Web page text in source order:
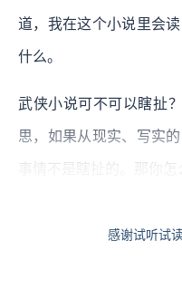
道，我在这个小说里会
什么。
武侠小说可不可以瞎扯
思，如果从现实、写实
事情不是瞎扯的。那你怎
提一口真气，飞上绝壁
感谢试听试